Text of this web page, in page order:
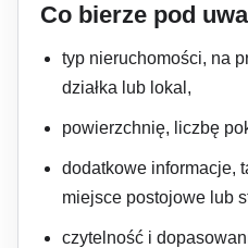
Co bierze pod
typ nieruchomości, na
działka lub lokal,
powierzchnię, liczbę
dodatkowe informacje,
miejsce postojowe lub
czytelność i